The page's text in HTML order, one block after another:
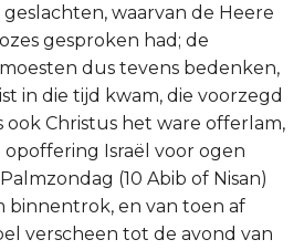
waarvan de Heere
gesproken had; de
dus tevens bedenken,
in die tijd kwam, die voorzegd
ook Christus het ware offerlam,
Israël voor ogen
(10 Abib of Nisan)
binnentrok, en van toen af
verscheen tot de avond van